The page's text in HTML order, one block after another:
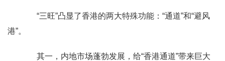
“三旺”凸显了香港的两大特殊功能：“通道”和“避风
港”。
其一，内地市场蓬勃发展，给“香港通道”带来巨大